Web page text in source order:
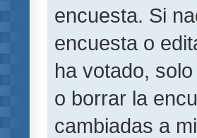
encuesta. Si
encuesta o
ha votado,
o borrar la
cambiadas a